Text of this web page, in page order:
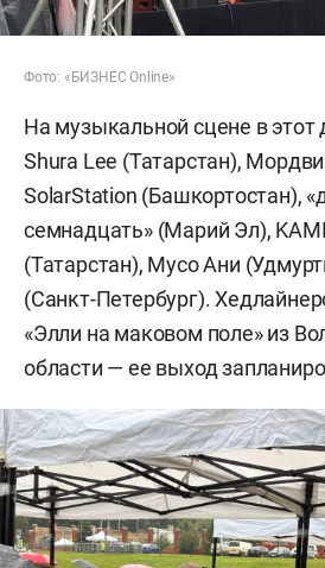
Фото: «БИЗНЕС Online»
На музыкальной сцене в
Shura Lee (Татарстан),
SolarStation (Башкортостан),
семнадцать» (Марий Эл),
(Татарстан), Мусо Ани
(Санкт-Петербург).
«Элли на маковом поле» из
области — ее выход